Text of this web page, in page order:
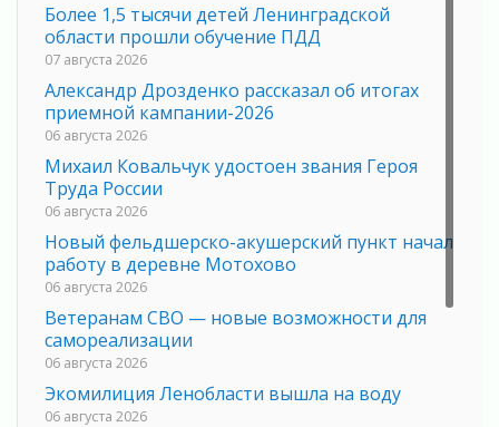
Более 1,5 тысячи детей Ленинградской
области прошли обучение ПДД
07 августа 2026
Александр Дрозденко рассказал об итогах
приемной кампании-2026
06 августа 2026
Михаил Ковальчук удостоен звания Героя
Труда России
06 августа 2026
Новый фельдшерско-акушерский пункт начал
работу в деревне Мотохово
06 августа 2026
Ветеранам СВО — новые возможности для
самореализации
06 августа 2026
Экомилиция Ленобласти вышла на воду
06 августа 2026